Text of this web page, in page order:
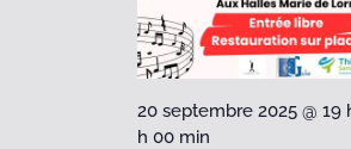
20 septembre 2025 @ 19
h 00 min